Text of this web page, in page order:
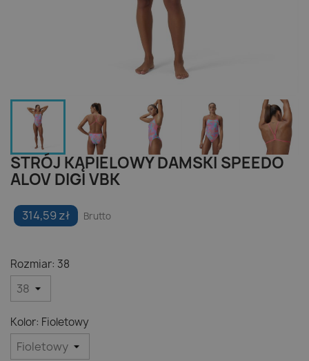
STRÓJ KĄPIELOWY DAMSKI SPEEDO
ALOV DIGI VBK
314,59 zł Brutto
Rozmiar: 38
Kolor: Fioletowy